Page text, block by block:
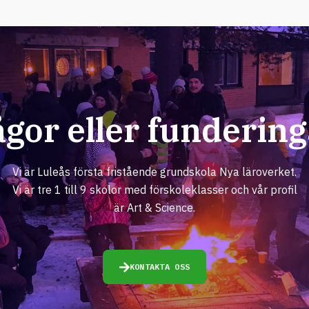
eller
Vi är Luleås första fristående grundskola Nya läroverket.
Vi är tre 1 till 9 skolor med förskoleklasser och vår profil
är Art & Science.
KONTAKTA OSS